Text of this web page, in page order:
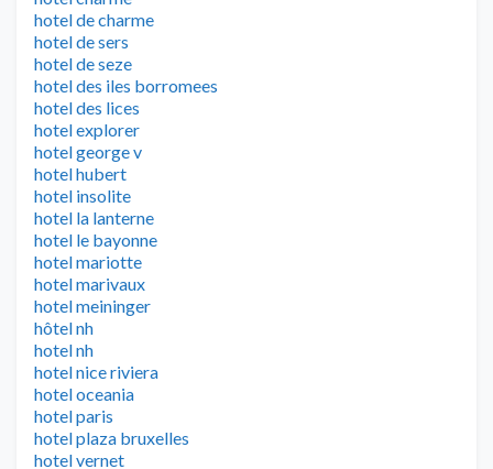
hotel de charme
hotel de sers
hotel de seze
hotel des iles borromees
hotel des lices
hotel explorer
hotel george v
hotel hubert
hotel insolite
hotel la lanterne
hotel le bayonne
hotel mariotte
hotel marivaux
hotel meininger
hôtel nh
hotel nh
hotel nice riviera
hotel oceania
hotel paris
hotel plaza bruxelles
hotel vernet